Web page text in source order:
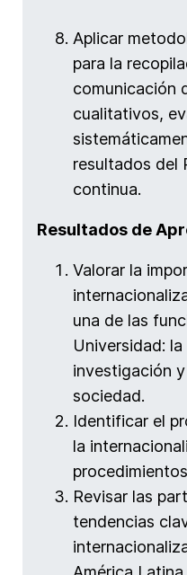
Aplicar
para la
comunicación
cualitativos,
resultados del
continua.
Resultados de
Valorar la
una de las
Universidad:
investigación
sociedad.
Identificar el
la
Revisar las
tendencias